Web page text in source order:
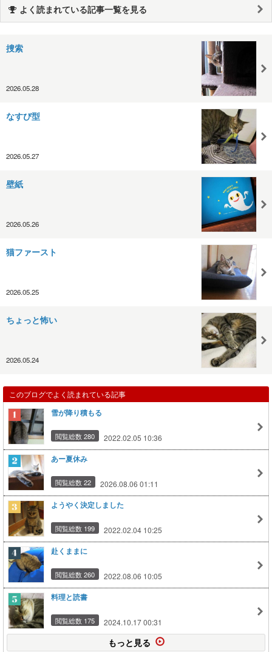
よく読まれている記事一覧を見る
捜索
2026.05.28
なすび型
2026.05.27
壁紙
2026.05.26
猫ファースト
2026.05.25
ちょっと怖い
2026.05.24
このブログでよく読まれている記事
雪が降り積もる
閲覧総数 280 2022.02.05 10:36
あー夏休み
閲覧総数 22 2026.08.06 01:11
ようやく決定しました
閲覧総数 199 2022.02.04 10:25
赴くままに
閲覧総数 260 2022.08.06 10:05
料理と読書
閲覧総数 175 2024.10.17 00:31
もっと見る